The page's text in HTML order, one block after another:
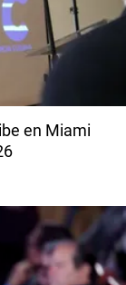
en Miami